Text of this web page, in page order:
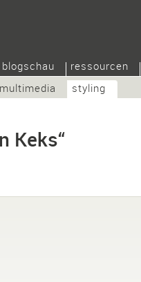
multimedia styling
blogschau ressourcen
Keks“